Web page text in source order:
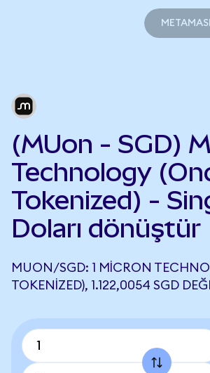
(MUon - SGD)
Technology
Tokenized) -
Doları dönüştür
MUON/SGD: 1 MICRON
TOKENIZED), 1.122,0054 SGD